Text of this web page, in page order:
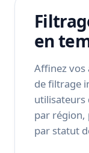
en
Affinez vos
de filtrage
utilisateurs
par région,
par statut